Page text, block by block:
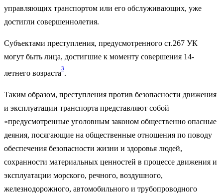
управляющих транспортом или его обслуживающих, уже
достигли совершеннолетия.
Субъектами преступления, предусмотренного ст.267 УК
могут быть лица, достигшие к моменту совершения 14-
летнего возраста
3
.
Таким образом, преступления против безопасности движения
и эксплуатации транспорта представляют собой
«предусмотренные уголовным законом общественно опасные
деяния, посягающие на общественные отношения по поводу
обеспечения безопасности жизни и здоровья людей,
сохранности материальных ценностей в процессе движения и
эксплуатации морского, речного, воздушного,
железнодорожного, автомобильного и трубопроводного